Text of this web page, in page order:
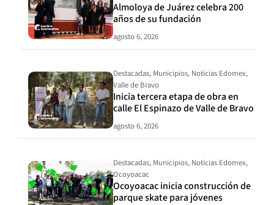
Almoloya de Juárez celebra 200
años de su fundación
agosto 6, 2026
Destacadas, Municipios, Noticias Edomex,
Valle de Bravo
Inicia tercera etapa de obra en
calle El Espinazo de Valle de Bravo
agosto 6, 2026
Destacadas, Municipios, Noticias Edomex,
Ocoyoacac
Ocoyoacac inicia construcción de
parque skate para jóvenes